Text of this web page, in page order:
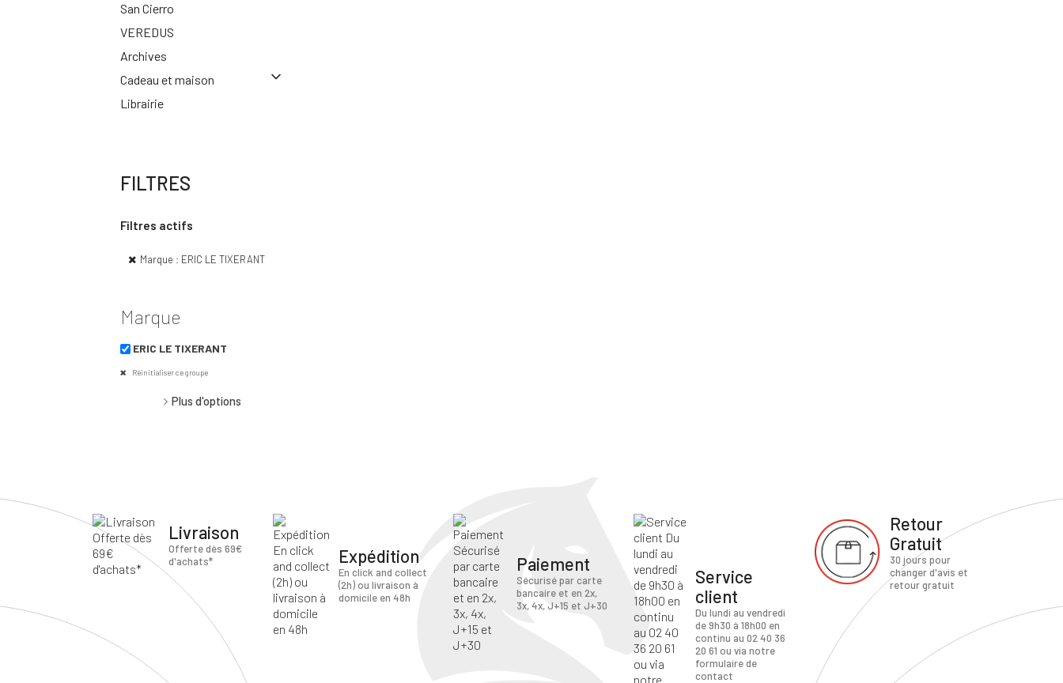
San Cierro
VEREDUS
Archives
Cadeau et maison
Librairie
FILTRES
Filtres actifs
Marque : ERIC LE TIXERANT
Marque
ERIC LE TIXERANT
Réinitialiser ce groupe
Plus d'options
Livraison
Offerte dès 69€
d'achats*
Expédition
En click and collect
(2h) ou livraison à
domicile en 48h
Paiement
Sécurisé par carte
bancaire et en 2x,
3x, 4x, J+15 et J+30
Service
client
Du lundi au vendredi
de 9h30 à 18h00 en
continu au 02 40 36
20 61 ou via notre
formulaire de
contact
Retour
Gratuit
30 jours pour
changer d'avis et
retour gratuit